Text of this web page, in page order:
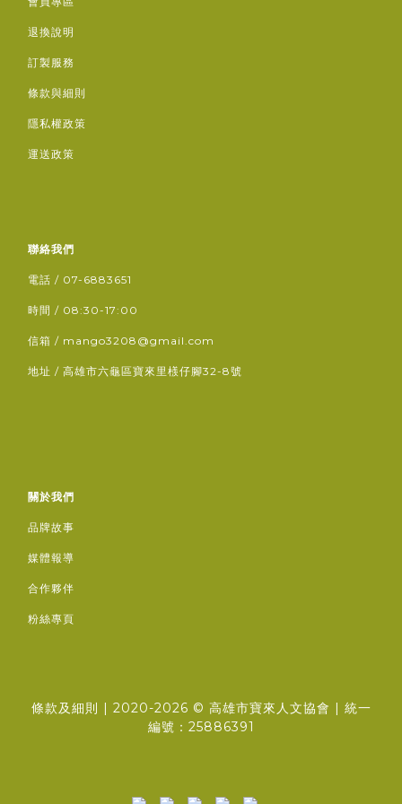
退換說明
訂製服務
條款與細則
隱私權政策
運送政策
聯絡我們
電話 / 07-6883651
時間 / 08:30-17:00
信箱 / mango3208@gmail.com
地址 / 高雄市六龜區寶來里檨仔腳32-8號
關於我們
品牌故事
媒體報導
合作夥伴
粉絲專頁
條款及細則 | 2020-2026 © 高雄市寶來人文協會 | 統一
編號：25886391